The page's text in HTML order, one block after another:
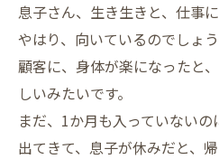
息子さん、生き生きと、仕事に
やはり、向いているのでしょう
顧客に、身体が楽になったと
しいみたいです。
まだ、1か月も入っていない
出てきて、息子が休みだと、